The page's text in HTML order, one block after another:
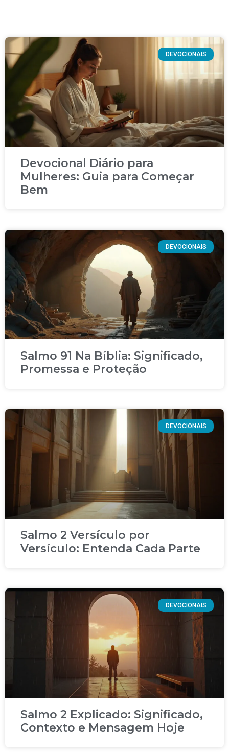
DEVOCIONAIS
Devocional Diário para
Mulheres: Guia para Começar
Bem
DEVOCIONAIS
Salmo 91 Na Bíblia: Significado,
Promessa e Proteção
DEVOCIONAIS
Salmo 2 Versículo por
Versículo: Entenda Cada Parte
DEVOCIONAIS
Salmo 2 Explicado: Significado,
Contexto e Mensagem Hoje